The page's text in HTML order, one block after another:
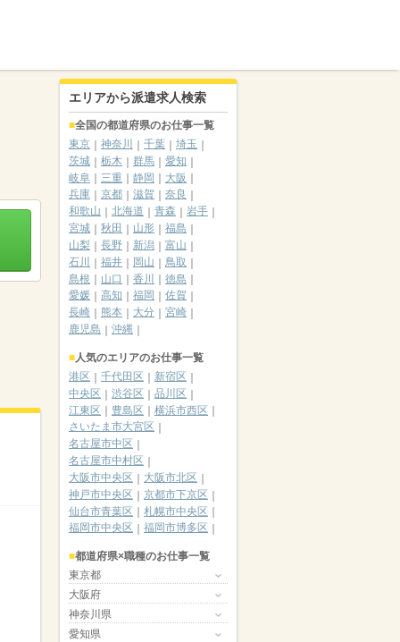
エリアから派遣求人検索
全国の都道府県のお仕事一覧
東京
神奈川 千葉
埼玉
茨城
栃木 群馬
愛知
岐阜
三重 静岡
大阪
兵庫
京都 滋賀
奈良
和歌山
北海道 青森
岩手
宮城
秋田 山形
福島
山梨
長野 新潟
富山
石川
福井 岡山
鳥取
島根
山口 香川
徳島
愛媛
高知 福岡
佐賀
長崎
熊本 大分
宮崎
鹿児島
沖縄
人気のエリアのお仕事一覧
港区
千代田区
新宿区
中央区
渋谷区
品川区
江東区
豊島区
横浜市西区
さいたま市大宮区
名古屋市中区
名古屋市中村区
大阪市中央区
大阪市北区
神戸市中央区
京都市下京区
仙台市青葉区
札幌市中央区
福岡市中央区
福岡市博多区
都道府県×職種のお仕事一覧
東京都
大阪府
神奈川県
愛知県